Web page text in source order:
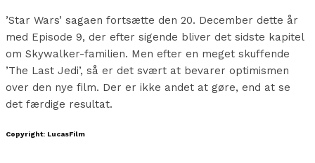
’Star Wars’ sagaen fortsætte den 20. December dette år
med Episode 9, der efter sigende bliver det sidste kapitel
om Skywalker-familien. Men efter en meget skuffende
’The Last Jedi’, så er det svært at bevarer optimismen
over den nye film. Der er ikke andet at gøre, end at se
det færdige resultat.
Copyright: LucasFilm